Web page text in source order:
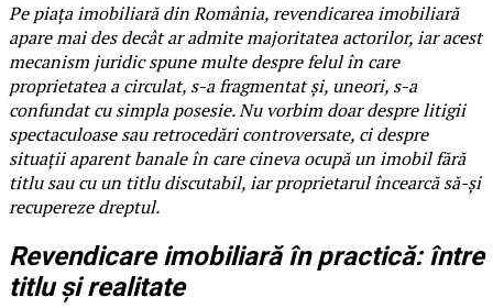
Pe piața imobiliară din România, revendicarea imobiliară
apare mai des decât ar admite majoritatea actorilor, iar acest
mecanism juridic spune multe despre felul în care
proprietatea a circulat, s-a fragmentat și, uneori, s-a
confundat cu simpla posesie. Nu vorbim doar despre litigii
spectaculoase sau retrocedări controversate, ci despre
situații aparent banale în care cineva ocupă un imobil fără
titlu sau cu un titlu discutabil, iar proprietarul încearcă să-și
recupereze dreptul.
Revendicare imobiliară în practică: între
titlu și realitate